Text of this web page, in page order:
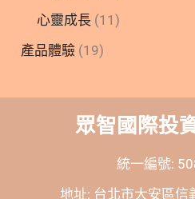
心靈成長 (11)
產品體驗 (19)
眾智國際投
統一編號:
地址: 台北市大安區信